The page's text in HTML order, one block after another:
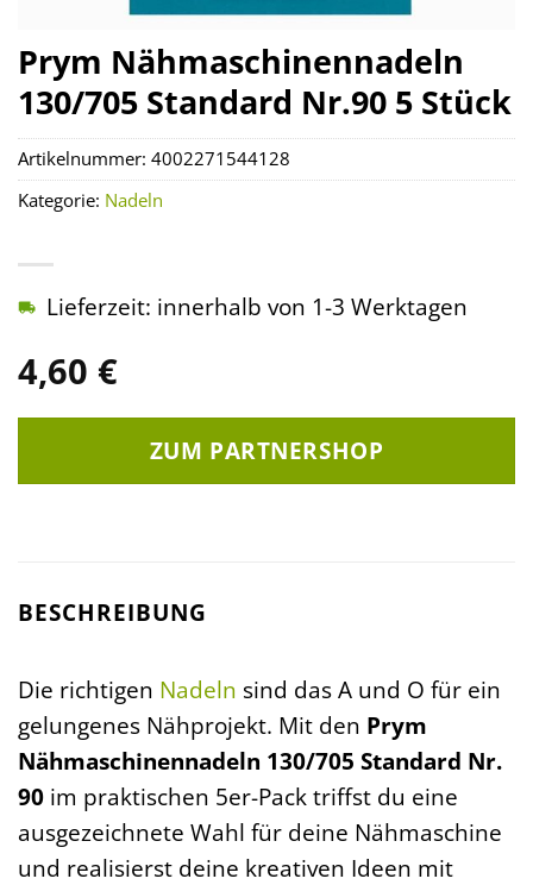
Prym Nähmaschinennadeln
130/705 Standard Nr.90 5 Stück
4,60 €
Lieferzeit: innerhalb von 1-3 Werktagen
ZUM PARTNERSHOP
Artikelnummer: 4002271544128
Kategorie: Nadeln
BESCHREIBUNG
Die richtigen Nadeln sind das A und O für ein
gelungenes Nähprojekt. Mit den Prym
Nähmaschinennadeln 130/705 Standard Nr.
90 im praktischen 5er-Pack triffst du eine
ausgezeichnete Wahl für deine Nähmaschine
und realisierst deine kreativen Ideen mit